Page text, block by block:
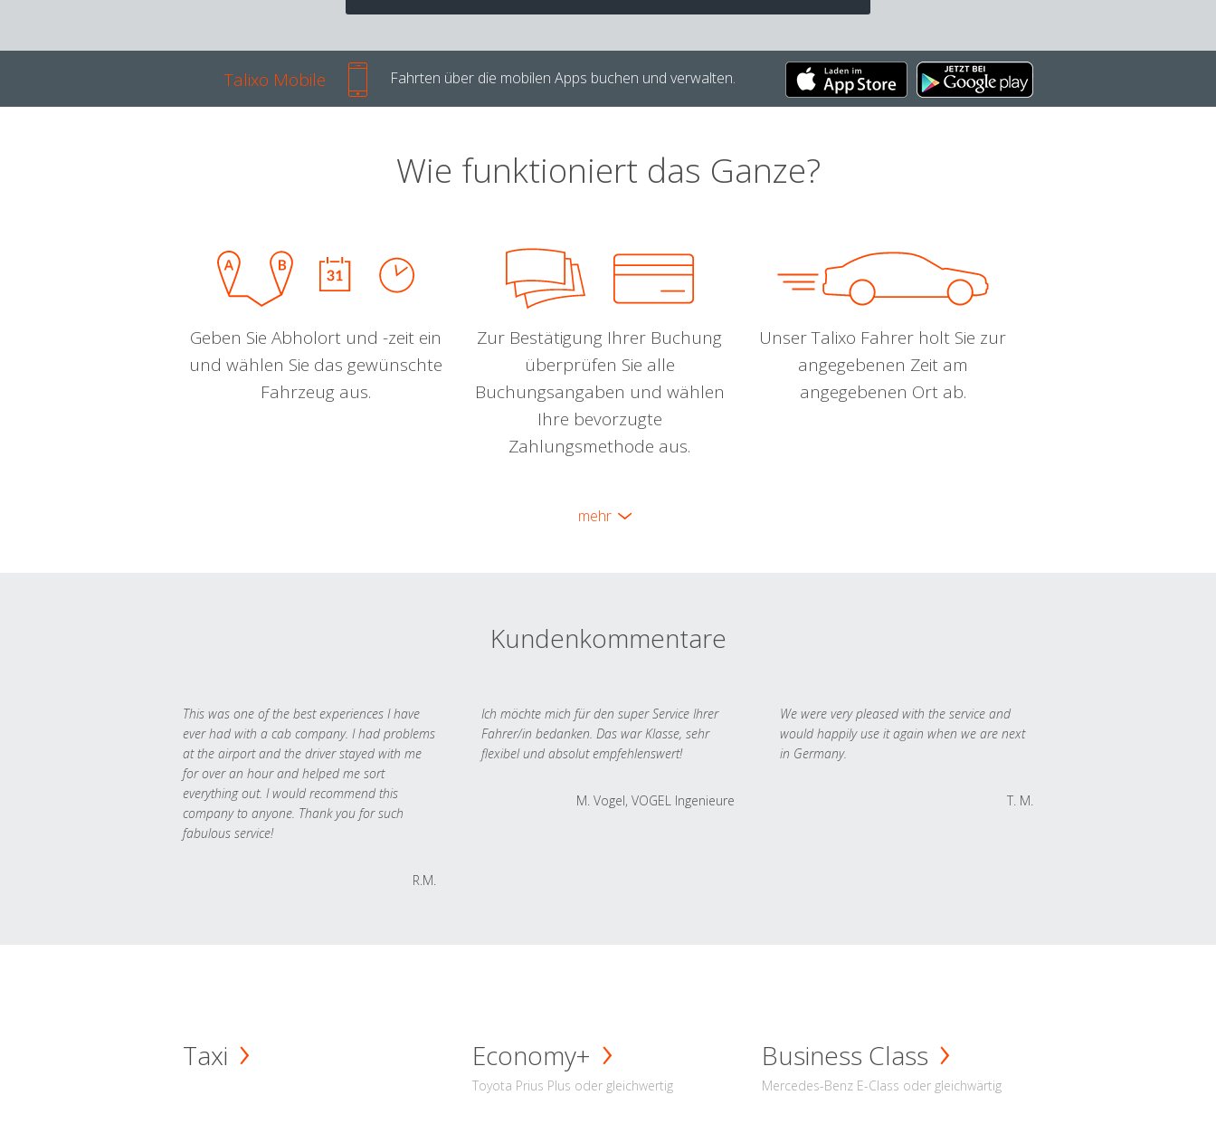
Talixo Mobile Fahrten über die mobilen Apps buchen und verwalten.
Wie funktioniert das Ganze?
Geben Sie Abholort und -zeit ein
und wählen Sie das gewünschte
Fahrzeug aus.
Zur Bestätigung Ihrer Buchung
überprüfen Sie alle
Buchungsangaben und wählen
Ihre bevorzugte
Zahlungsmethode aus.
Unser Talixo Fahrer holt Sie zur
angegebenen Zeit am
angegebenen Ort ab.
mehr
Kundenkommentare
This was one of the best experiences I have
ever had with a cab company. I had problems
at the airport and the driver stayed with me
for over an hour and helped me sort
everything out. I would recommend this
company to anyone. Thank you for such
fabulous service!
R.M.
Ich möchte mich für den super Service Ihrer
Fahrer/in bedanken. Das war Klasse, sehr
flexibel und absolut empfehlenswert!
M. Vogel, VOGEL Ingenieure
We were very pleased with the service and
would happily use it again when we are next
in Germany.
T. M.
Taxi Economy+
Toyota Prius Plus oder gleichwertig
Business Class
Mercedes-Benz E-Class oder gleichwärtig